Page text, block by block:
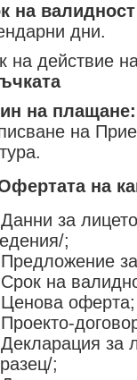
на
дни.
на действие
на плащане:
на
на
Данни за
;
Предложение
Срок на
Ценова оферта;
Проекто-
Декларация за
;